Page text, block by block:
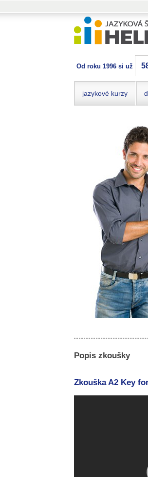
Od roku 1996 si už
jazykové kurzy
Popis zkoušky
Zkouška A2 Key